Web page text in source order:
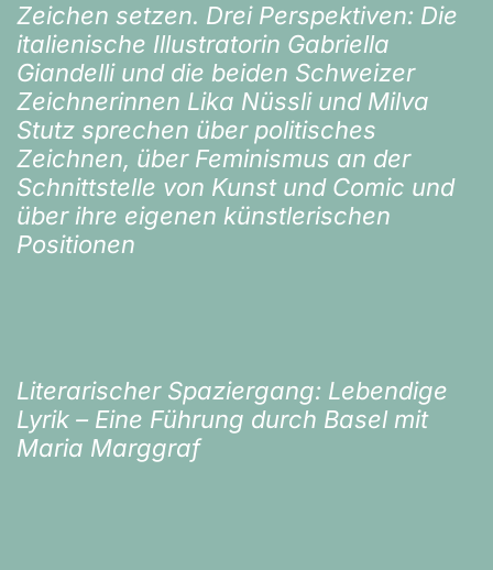
Zeichen setzen. Drei Perspektiven: Die
italienische Illustratorin Gabriella
Giandelli und die beiden Schweizer
Zeichnerinnen Lika Nüssli und Milva
Stutz sprechen über politisches
Zeichnen, über Feminismus an der
Schnittstelle von Kunst und Comic und
über ihre eigenen künstlerischen
Positionen
Literarischer Spaziergang: Lebendige
Lyrik – Eine Führung durch Basel mit
Maria Marggraf